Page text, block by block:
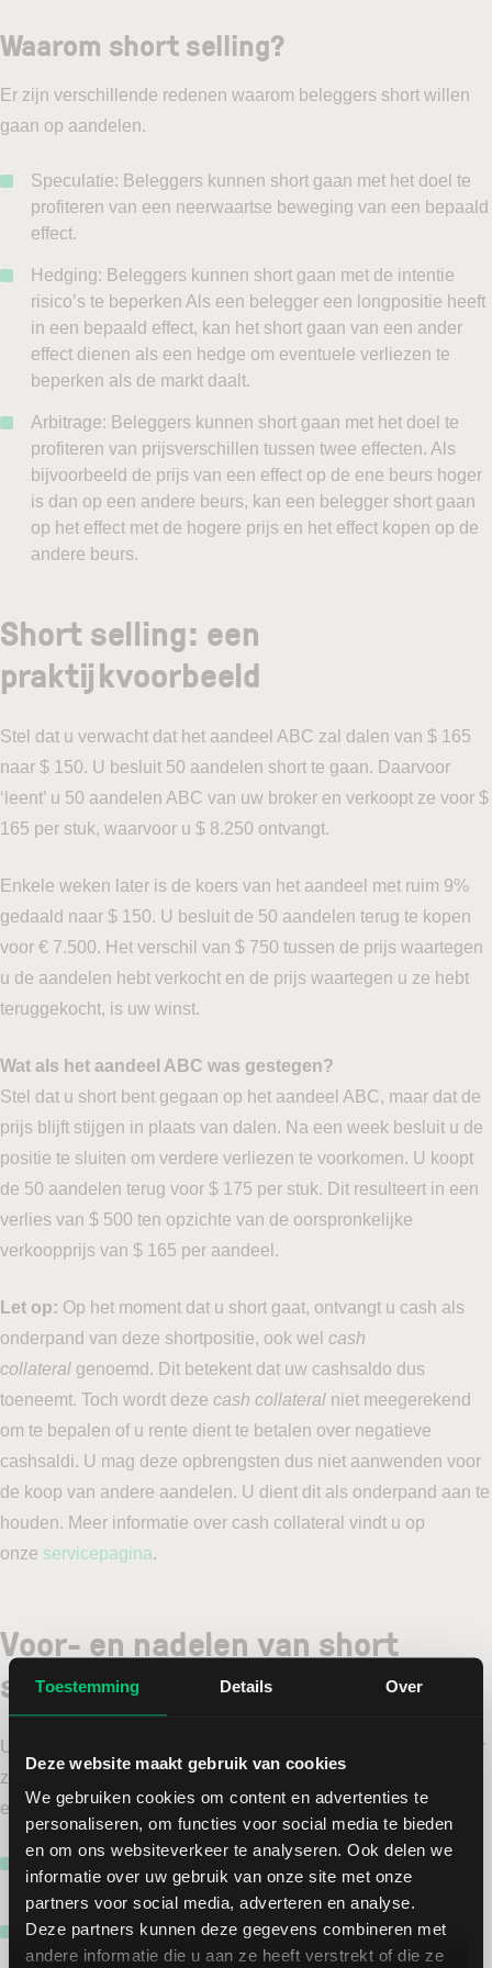
Toestemming Details Over
Deze website maakt gebruik van cookies
We gebruiken cookies om content en advertenties te
personaliseren, om functies voor social media te bieden
en om ons websiteverkeer te analyseren. Ook delen we
informatie over uw gebruik van onze site met onze
partners voor social media, adverteren en analyse.
Deze partners kunnen deze gegevens combineren met
andere informatie die u aan ze heeft verstrekt of die ze
Waarom short selling?
Er zijn verschillende redenen waarom beleggers short willen
gaan op aandelen.
Speculatie: Beleggers kunnen short gaan met het doel te
profiteren van een neerwaartse beweging van een bepaald
effect.
Hedging: Beleggers kunnen short gaan met de intentie
risico’s te beperken Als een belegger een longpositie heeft
in een bepaald effect, kan het short gaan van een ander
effect dienen als een hedge om eventuele verliezen te
beperken als de markt daalt.
Arbitrage: Beleggers kunnen short gaan met het doel te
profiteren van prijsverschillen tussen twee effecten. Als
bijvoorbeeld de prijs van een effect op de ene beurs hoger
is dan op een andere beurs, kan een belegger short gaan
op het effect met de hogere prijs en het effect kopen op de
andere beurs.
Short selling: een
praktijkvoorbeeld
Stel dat u verwacht dat het aandeel ABC zal dalen van $ 165
naar $ 150. U besluit 50 aandelen short te gaan. Daarvoor
‘leent’ u 50 aandelen ABC van uw broker en verkoopt ze voor $
165 per stuk, waarvoor u $ 8.250 ontvangt.
Enkele weken later is de koers van het aandeel met ruim 9%
gedaald naar $ 150. U besluit de 50 aandelen terug te kopen
voor € 7.500. Het verschil van $ 750 tussen de prijs waartegen
u de aandelen hebt verkocht en de prijs waartegen u ze hebt
teruggekocht, is uw winst.
Wat als het aandeel ABC was gestegen?
Stel dat u short bent gegaan op het aandeel ABC, maar dat de
prijs blijft stijgen in plaats van dalen. Na een week besluit u de
positie te sluiten om verdere verliezen te voorkomen. U koopt
de 50 aandelen terug voor $ 175 per stuk. Dit resulteert in een
verlies van $ 500 ten opzichte van de oorspronkelijke
verkoopprijs van $ 165 per aandeel.
Let op: Op het moment dat u short gaat, ontvangt u cash als
onderpand van deze shortpositie, ook wel cash
collateral genoemd. Dit betekent dat uw cashsaldo dus
toeneemt. Toch wordt deze cash collateral niet meegerekend
om te bepalen of u rente dient te betalen over negatieve
cashsaldi. U mag deze opbrengsten dus niet aanwenden voor
de koop van andere aandelen. U dient dit als onderpand aan te
houden. Meer informatie over cash collateral vindt u op
onze servicepagina.
Voor- en nadelen van short
selling
Uiteraard kent short selling zowel voor- als nadelen. Hieronder
zetten we de belangrijkste aspecten van short gaan voor u op
een rij.
ook bij dalende koersen kunt u rendement
Hedging:u kunt uw financiële risico’s geheel of
gedeeltelijk afdekken. Door shortposities tegenover uw